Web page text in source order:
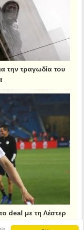
την τραγωδία του
deal με τη Λέστερ